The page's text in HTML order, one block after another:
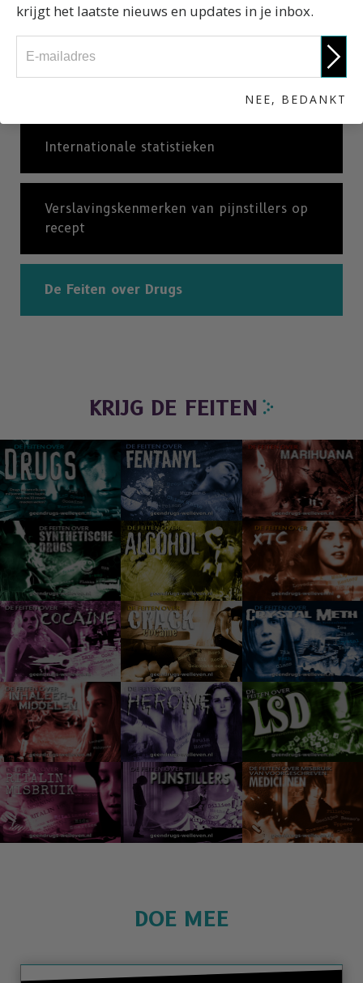
OxyContin (de “Hillbilly Heroïne”)
Internationale statistieken
Verslavingskenmerken van pijnstillers op
recept
De Feiten over Drugs
KRIJG DE FEITEN
DOE MEE
krijgt het laatste nieuws en updates in je inbox.
NEE, BEDANKT